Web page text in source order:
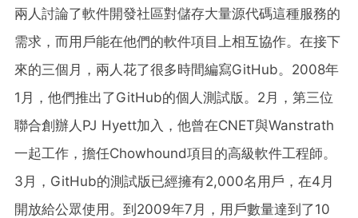
兩人討論了軟件開發社區對儲存大量源代碼這種服務的
需求，而用戶能在他們的軟件項目上相互協作。在接下
來的三個月，兩人花了很多時間編寫GitHub。2008年
1月，他們推出了GitHub的個人測試版。2月，第三位
聯合創辦人PJ Hyett加入，他曾在CNET與Wanstrath
一起工作，擔任Chowhound項目的高級軟件工程師。
3月，GitHub的測試版已經擁有2,000名用戶，在4月
開放給公眾使用。到2009年7月，用戶數量達到了10